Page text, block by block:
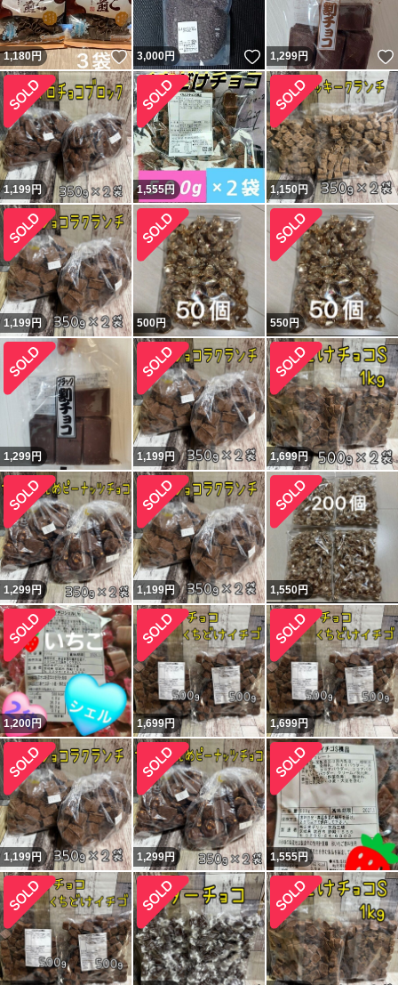
1,180円 いいね！
3,000円 いいね！
1,299円
1,199円 1,555円 1,150円
1,199円 500円 550円
1,299円 1,199円 1,699円
1,299円 1,199円 1,550円
1,200円 1,699円 1,699円
1,199円 1,299円 1,555円